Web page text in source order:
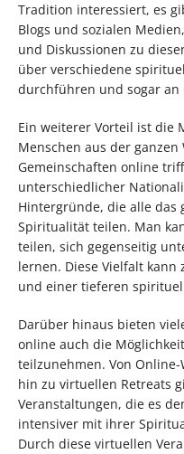
Tradition interessiert, es
Blogs und sozialen
und Diskussionen zu
über verschiedene
durchführen und sogar
Ein weiterer Vorteil ist die
Menschen aus der
Gemeinschaften online
unterschiedlicher
Hintergründe, die alle das
Spiritualität teilen. Man
teilen, sich gegenseitig
lernen. Diese Vielfalt
und einer tieferen
Darüber hinaus bieten
online auch die
teilzunehmen. Von
hin zu virtuellen Retreats
Veranstaltungen, die es
intensiver mit ihrer
Durch diese virtuellen